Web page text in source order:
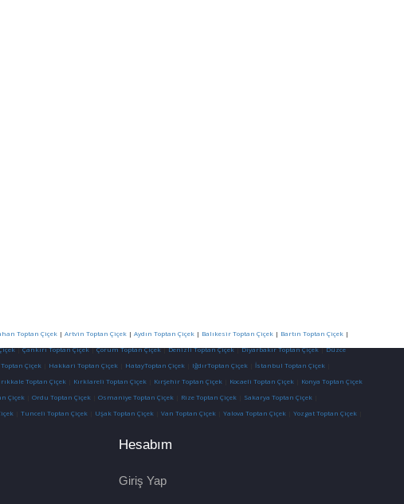
Toptan Çiçek| Artvin Toptan Çiçek| Aydın Toptan Çiçek| Balıkesir Toptan Çiçek| Bartın Toptan Çiçek|
|Çankırı Toptan Çiçek|Çorum Toptan Çiçek|Denizli Toptan Çiçek|Diyarbakır Toptan Çiçek|Düzce
Çiçek Hakkari Toptan Çiçek HatayToptan Çiçek IğdırToptan Çiçek İstanbul Toptan Çiçek
Toptan Çiçek Kırklareli Toptan Çiçek Kırşehir Toptan Çiçek Kocaeli Toptan Çiçek
Konya Toptan Çiçek
Çiçek Ordu Toptan Çiçek Osmaniye Toptan Çiçek Rize Toptan Çiçek Sakarya Toptan Çiçek
Tunceli Toptan Çiçek Uşak Toptan Çiçek Van Toptan Çiçek Yalova Toptan Çiçek Yozgat Toptan Çiçek
Hesabım
Giriş Yap